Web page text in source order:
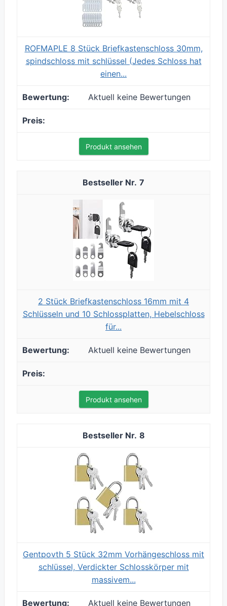
ROFMAPLE 8 Stück Briefkastenschloss 30mm,
spindschloss mit schlüssel (Jedes Schloss hat
einen...
Aktuell keine Bewertungen
Produkt ansehen
7
2 Stück Briefkastenschloss 16mm mit 4
Schlüsseln und 10 Schlossplatten, Hebelschloss
für...
Aktuell keine Bewertungen
Produkt ansehen
8
Gentpovth 5 Stück 32mm Vorhängeschloss mit
schlüssel, Verdickter Schlosskörper mit
massivem...
Aktuell keine Bewertungen